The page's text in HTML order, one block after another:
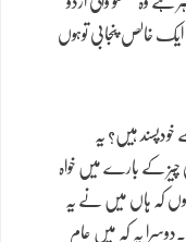
خالص پنجابی توہوں
ہیں؟ یہ
کے بارے میں خواہ
کہ ہاں میں نے یہ
یہ کہ میں عام